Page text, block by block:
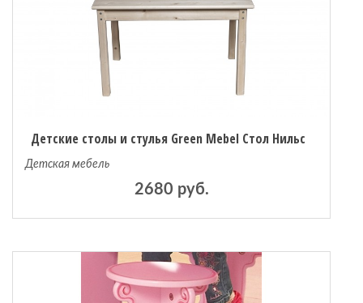
Детские столы и стулья Green Mebel Стол Нильс
Детская мебель
2680 руб.